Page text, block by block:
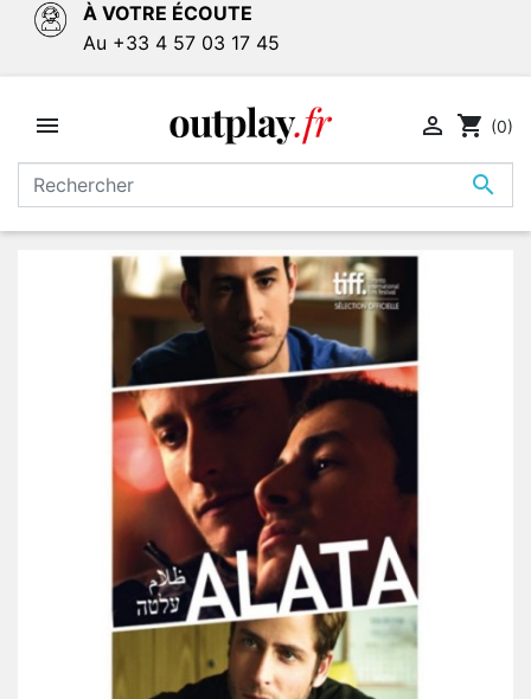
À VOTRE ÉCOUTE
Au +33 4 57 03 17 45


 shopping_cart (0)